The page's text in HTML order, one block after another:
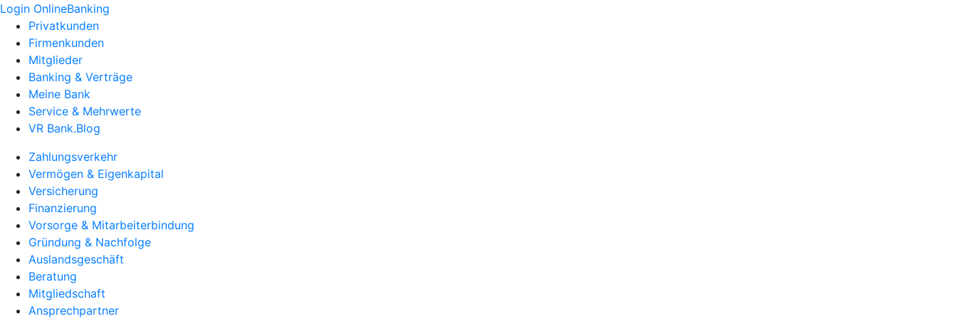
Login OnlineBanking
Privatkunden
Firmenkunden
Mitglieder
Banking & Verträge
Meine Bank
Service & Mehrwerte
VR Bank.Blog
Zahlungsverkehr
Vermögen & Eigenkapital
Versicherung
Finanzierung
Vorsorge & Mitarbeiterbindung
Gründung & Nachfolge
Auslandsgeschäft
Beratung
Mitgliedschaft
Ansprechpartner